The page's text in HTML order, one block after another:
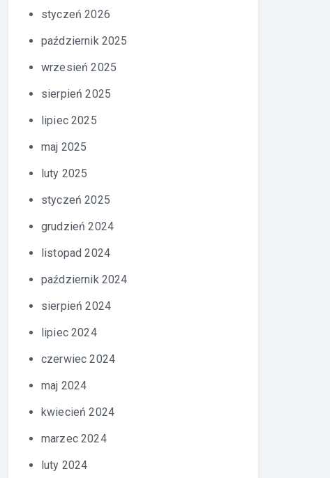
styczeń 2026
październik 2025
wrzesień 2025
sierpień 2025
lipiec 2025
maj 2025
luty 2025
styczeń 2025
grudzień 2024
listopad 2024
październik 2024
sierpień 2024
lipiec 2024
czerwiec 2024
maj 2024
kwiecień 2024
marzec 2024
luty 2024